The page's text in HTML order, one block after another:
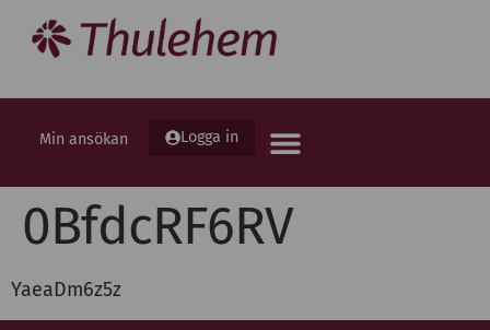
Min ansökan Logga in
0BfdcRF6RV
YaeaDm6z5z